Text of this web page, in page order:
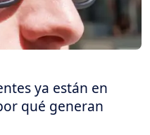
ya están en
qué generan